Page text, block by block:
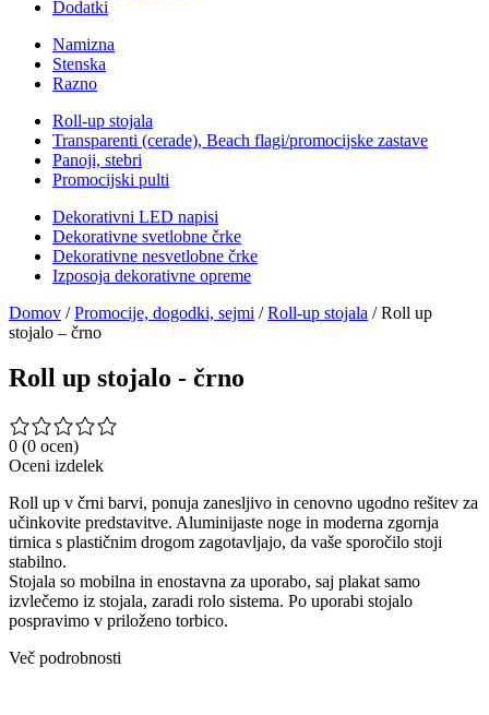
Dodatki
Namizna
Stenska
Razno
Roll-up stojala
Transparenti (cerade), Beach flagi/promocijske zastave
Panoji, stebri
Promocijski pulti
Dekorativni LED napisi
Dekorativne svetlobne črke
Dekorativne nesvetlobne črke
Izposoja dekorativne opreme
Domov /Promocije, dogodki, sejmi /Roll-up stojala / Roll up
stojalo – črno
Roll up stojalo - črno
0 (0 ocen)
Oceni izdelek
Roll up v črni barvi, ponuja zanesljivo in cenovno ugodno rešitev za
učinkovite predstavitve. Aluminijaste noge in moderna zgornja
tirnica s plastičnim drogom zagotavljajo, da vaše sporočilo stoji
stabilno.
Stojala so mobilna in enostavna za uporabo, saj plakat samo
izvlečemo iz stojala, zaradi rolo sistema. Po uporabi stojalo
pospravimo v priloženo torbico.
Več podrobnosti